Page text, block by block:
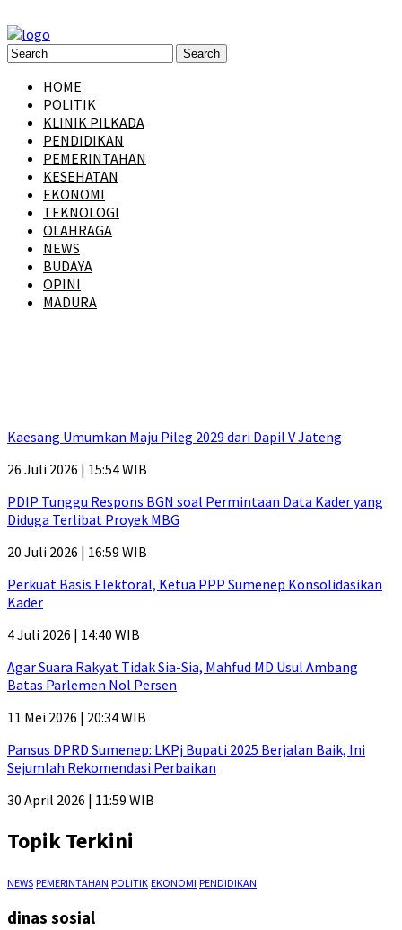
HOME
POLITIK
KLINIK PILKADA
PENDIDIKAN
PEMERINTAHAN
KESEHATAN
EKONOMI
TEKNOLOGI
OLAHRAGA
NEWS
BUDAYA
OPINI
MADURA
Kaesang Umumkan Maju Pileg 2029 dari Dapil V Jateng
26 Juli 2026 | 15:54 WIB
PDIP Tunggu Respons BGN soal Permintaan Data Kader yang
Diduga Terlibat Proyek MBG
20 Juli 2026 | 16:59 WIB
Perkuat Basis Elektoral, Ketua PPP Sumenep Konsolidasikan
Kader
4 Juli 2026 | 14:40 WIB
Agar Suara Rakyat Tidak Sia-Sia, Mahfud MD Usul Ambang
Batas Parlemen Nol Persen
11 Mei 2026 | 20:34 WIB
Pansus DPRD Sumenep: LKPj Bupati 2025 Berjalan Baik, Ini
Sejumlah Rekomendasi Perbaikan
30 April 2026 | 11:59 WIB
Topik Terkini
NEWS PEMERINTAHAN POLITIK EKONOMI PENDIDIKAN
dinas sosial